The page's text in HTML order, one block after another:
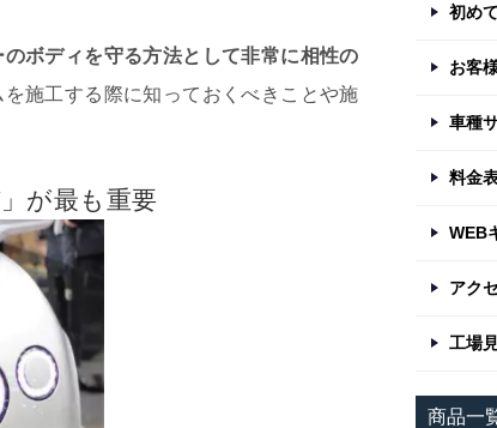
ボディを守る方法として非常に相性の
施工する際に知っておくべきことや施
が最も重要
初め
お客
車種
料金
WEB
アク
工場
商品一